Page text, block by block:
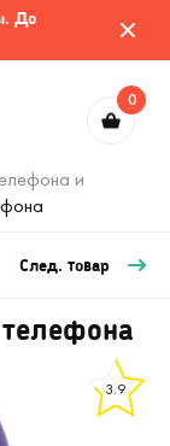
До
0
и
След. товар
3.9